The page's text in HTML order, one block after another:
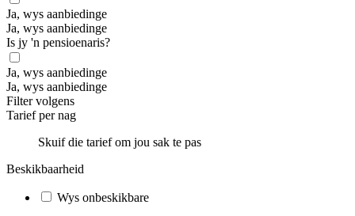
Ja, wys aanbiedinge
Ja, wys aanbiedinge
Is jy 'n pensioenaris?
Ja, wys aanbiedinge
Ja, wys aanbiedinge
Filter volgens
Tarief per nag
Skuif die tarief om jou sak te pas
Beskikbaarheid
Wys onbeskikbare